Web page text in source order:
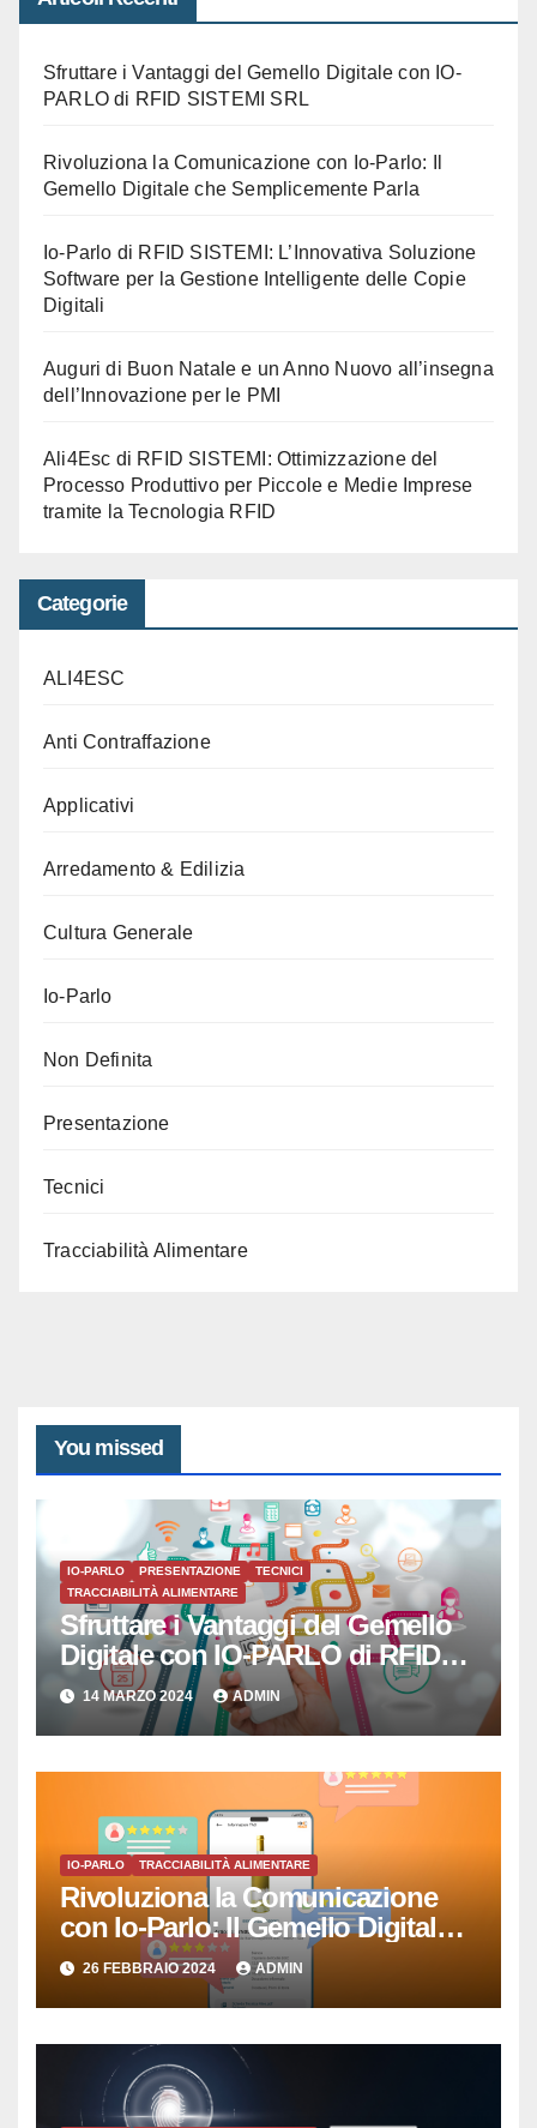
Sfruttare i Vantaggi del Gemello Digitale con IO-
PARLO di RFID SISTEMI SRL
Rivoluziona la Comunicazione con Io-Parlo: Il
Gemello Digitale che Semplicemente Parla
Io-Parlo di RFID SISTEMI: L’Innovativa Soluzione
Software per la Gestione Intelligente delle Copie
Digitali
Auguri di Buon Natale e un Anno Nuovo all’insegna
dell’Innovazione per le PMI
Ali4Esc di RFID SISTEMI: Ottimizzazione del
Processo Produttivo per Piccole e Medie Imprese
tramite la Tecnologia RFID
Categorie
ALI4ESC
Anti Contraffazione
Applicativi
Arredamento & Edilizia
Cultura Generale
Io-Parlo
Non Definita
Presentazione
Tecnici
Tracciabilità Alimentare
You missed
IO-PARLO PRESENTAZIONE
TECNICI
TRACCIABILITÀ ALIMENTARE
Sfruttare i Vantaggi del Gemello
Digitale con IO-PARLO di RFID
SISTEMI SRL
14 MARZO 2024 ADMIN
IO-PARLO TRACCIABILITÀ ALIMENTARE
Rivoluziona la Comunicazione
con Io-Parlo: Il Gemello Digitale
che Semplicemente Parla
26 FEBBRAIO 2024 ADMIN